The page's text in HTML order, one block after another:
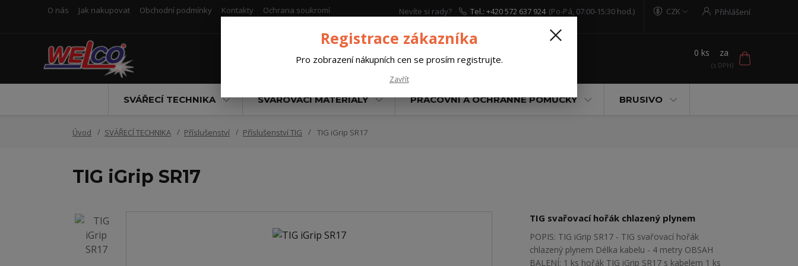
O nás Jak nakupovat Obchodní podmínky Kontakty Ochrana soukromí CZK Přihlášení
Nevíte si rady?
Tel.: +420 572 637 924 (Po-Pá, 07:00-15:30 hod.)
0 ks za
SVÁŘECÍ TECHNIKA SVAŘOVACÍ MATERIÁLY PRACOVNÍ A OCHRANNÉ POMŮCKY BRUSIVO
Úvod SVÁŘECÍ TECHNIKA Příslušenství Příslušenství TIG TIG iGrip SR17
TIG iGrip SR17
TIG svařovací hořák chlazený plynem
POPIS: TIG iGrip SR17 - TIG svařovací hořák
chlazený plynem Délka kabelu - 4 metry OBSAH
BALENÍ: 1 ks hořák TIG iGrip SR17 s kabelem 1 ks
Registrace zákazníka
Pro zobrazení nákupních cen se prosím registrujte.
Zavřít